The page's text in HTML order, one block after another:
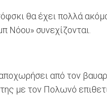
θα έχει πολλά
Νόου» συνεχίζονται.
από τον
με τον Πολωνό